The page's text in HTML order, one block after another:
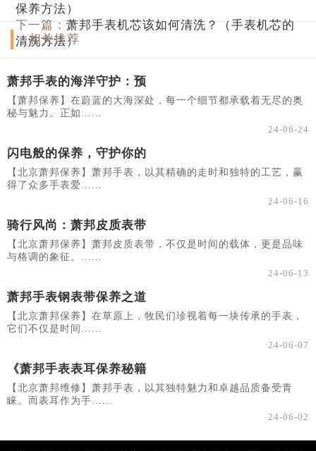
保养方法）
下一篇：萧邦手表机芯该如何清洗？（手表机芯的
清洗方法）
相关推荐
萧邦手表的海洋守护：预
【萧邦保养】在蔚蓝的大海深处，每一个细节都承载着无尽的奥
秘与魅力。正如......
24-06-24
闪电般的保养，守护你的
【北京萧邦保养】萧邦手表，以其精确的走时和独特的工艺，赢
得了众多手表爱......
24-06-16
骑行风尚：萧邦皮质表带
【北京萧邦保养】萧邦皮质表带，不仅是时间的载体，更是品味
与格调的象征。......
24-06-13
萧邦手表钢表带保养之道
【北京萧邦保养】在草原上，牧民们珍视着每一块传承的手表，
它们不仅是时间......
24-06-07
《萧邦手表表耳保养秘籍
【北京萧邦维修】萧邦手表，以其独特魅力和卓越品质备受青
睐。而表耳作为手......
24-06-02